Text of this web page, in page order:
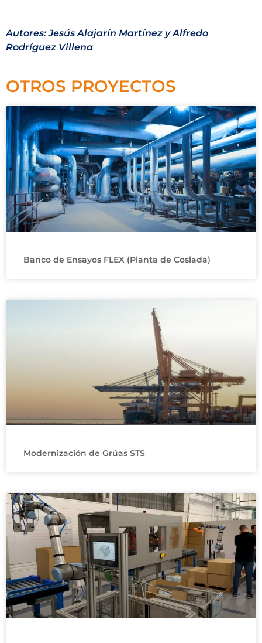
Autores: Jesús Alajarín Martínez y Alfredo
Rodríguez Villena
OTROS PROYECTOS
Banco de Ensayos FLEX (Planta de Coslada)
Modernización de Grúas STS